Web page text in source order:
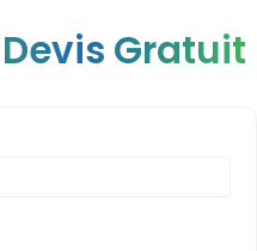
Gratuit